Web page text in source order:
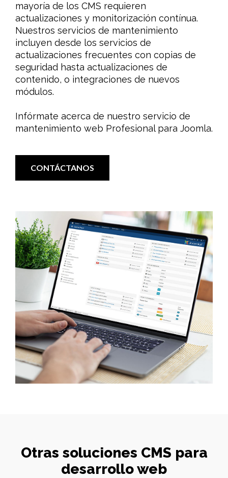
mayoría de los CMS requieren
actualizaciones y monitorización contínua.
Nuestros servicios de mantenimiento
incluyen desde los servicios de
actualizaciones frecuentes con copias de
seguridad hasta actualizaciones de
contenido, o integraciones de nuevos
módulos.
Infórmate acerca de nuestro servicio de
mantenimiento web Profesional para Joomla.
CONTÁCTANOS
Otras soluciones CMS para
desarrollo web